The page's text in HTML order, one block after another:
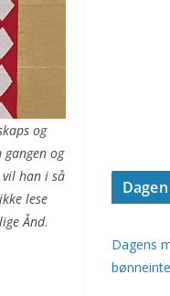
og
gangen og
vil han i så
lese
Ånd.
Dagens